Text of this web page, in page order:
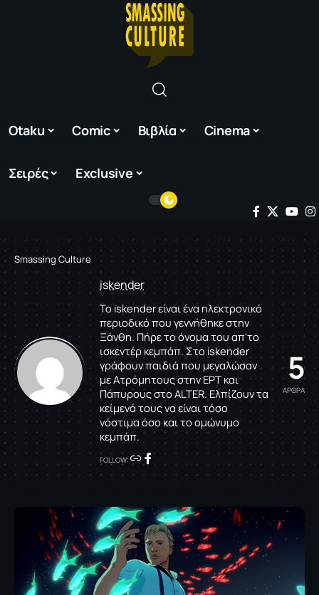
Otaku Comic Βιβλία Cinema
Σειρές Exclusive
Smassing Culture
iskender
Το iskender είναι ένα ηλεκτρονικό
περιοδικό που γεννήθηκε στην
Ξάνθη. Πήρε το όνομα του απ'το
ισκεντέρ κεμπάπ. Στο iskender
γράφουν παιδιά που μεγαλώσαν
με Ατρόμητους στην ΕΡΤ και
Πάπυρους στο ALTER. Ελπίζουν τα
κείμενά τους να είναι τόσο
νόστιμα όσο και το ομώνυμο
κεμπάπ.
FOLLOW:
5
ΑΡΘΡΑ